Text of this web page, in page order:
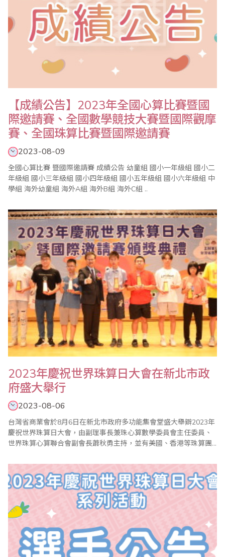
【成績公告】2023年全國心算比賽暨國
際邀請賽、全國數學競技大賽暨國際觀摩
賽、全國珠算比賽暨國際邀請賽
2023-08-09
全國心算比賽 暨國際邀請賽 成績公告 幼童組 國小一年級組 國小二
年級組 國小三年級組 國小四年級組 國小五年級組 國小六年級組 中
學組 海外幼童組 海外A組 海外B組 海外C組 ..
2023年慶祝世界珠算日大會在新北市政
府盛大舉行
2023-08-06
台灣省商業會於8月6日在新北市政府多功能集會堂盛大舉辧2023年
慶祝世界珠算日大會，由副理事長兼珠心算數學委員會主任委員、
世界珠算心算聯合會副會長蕭秋勇主持，並有美國、香港等珠算團
父親節也是世界珠算日，省商會除了舉辦慶祝大會外，也同步舉辦
國際心算、數學、珠算比賽，海內外近千名選手齊聚一堂共同競
技。透過學習珠算，進而培養數感、提升思..